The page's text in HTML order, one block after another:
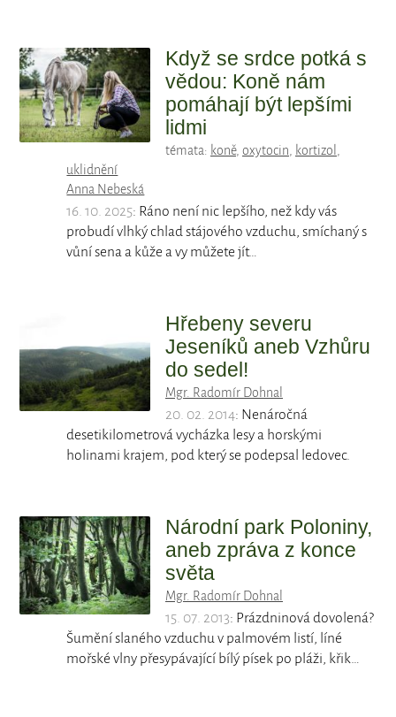
Když se srdce potká s
vědou: Koně nám
pomáhají být lepšími
lidmi
témata: koně, oxytocin kortizol
uklidnění
Anna Nebeská
16. 10. 2025: Ráno není nic lepšího, než kdy vás
probudí vlhký chlad stájového vzduchu, smíchaný s
vůní sena a kůže a vy můžete jít…
Hřebeny severu
Jeseníků aneb Vzhůru
do sedel!
Mgr. Radomír Dohnal
20. 02. 2014: Nenáročná
desetikilometrová vycházka lesy a horskými
holinami krajem, pod který se podepsal ledovec.
Národní park Poloniny,
aneb zpráva z konce
světa
Mgr. Radomír Dohnal
15. 07. 2013: Prázdninová dovolená?
Šumění slaného vzduchu v palmovém listí, líné
mořské vlny přesypávající bílý písek po pláži, křik…